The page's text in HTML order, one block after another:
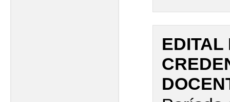
EDITAL